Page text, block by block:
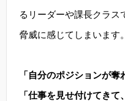
るリーダーや課長クラス
脅威に感じてしまいます。
「自分のポジションが奪
「仕事を見せ付けてきて